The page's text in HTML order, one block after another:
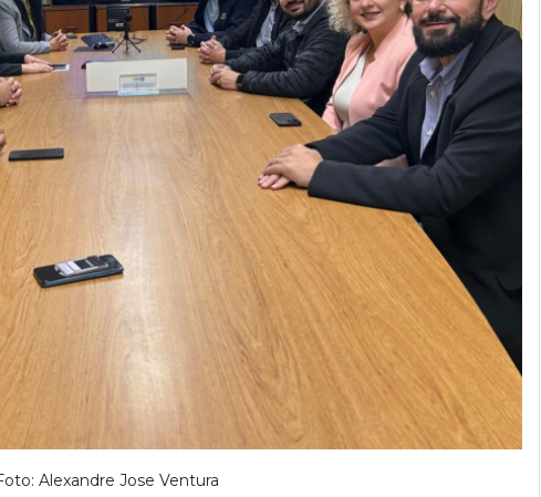
Alexandre Jose Ventura